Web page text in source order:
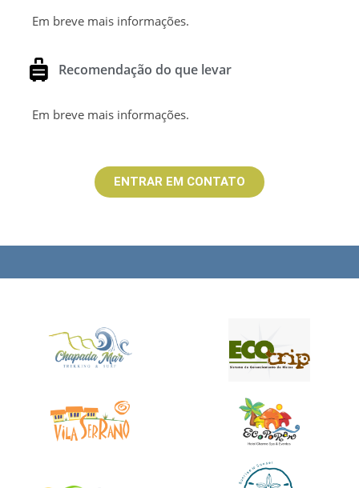
Em breve mais informações.
Recomendação do que levar
Em breve mais informações.
ENTRAR EM CONTATO